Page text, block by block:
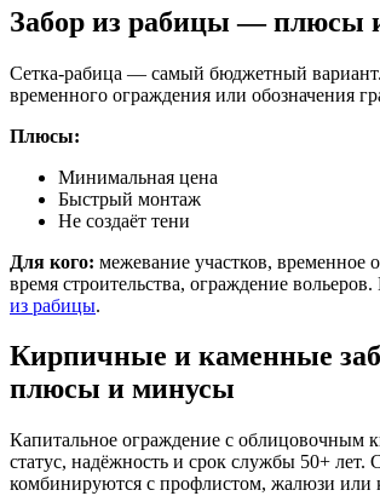
Забор из рабицы — плюсы
Сетка-рабица — самый бюджетный
временного ограждения или обозначения
Плюсы:
Минимальная цена
Быстрый монтаж
Не создаёт тени
Для кого: межевание участков, временное
время строительства, ограждение
из рабицы.
Кирпичные и каменные
плюсы и минусы
Капитальное ограждение с облицовочным
статус, надёжность и срок службы 50+ лет.
комбинируются с профлистом, жалюзи или